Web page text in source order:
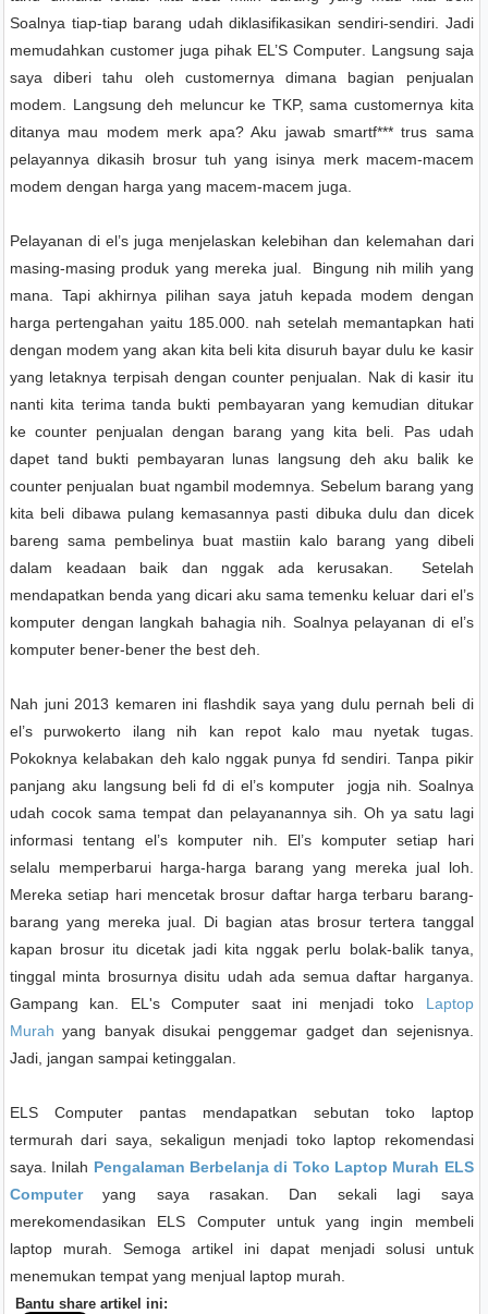
Soalnya tiap-tiap barang udah diklasifikasikan sendiri-sendiri. Jadi
memudahkan customer juga pihak EL’S Computer. Langsung saja
saya diberi tahu oleh customernya dimana bagian penjualan
modem. Langsung deh meluncur ke TKP, samacustomernya kita
ditanya mau modem merk apa? Aku jawab smartf*** trus sama
pelayannya dikasih brosur tuh yang isinya merk macem-macem
modem dengan harga yang macem-macem juga.
Pelayanan di el’s juga menjelaskan kelebihan dan kelemahan dari
masing-masing produk yang mereka jual. Bingung nih milih yang
mana. Tapi akhirnya pilihan saya jatuh kepada modem dengan
harga pertengahan yaitu 185.000. nah setelah memantapkan hati
dengan modem yang akan kita beli kita disuruh bayar dulu ke kasir
yang letaknya terpisah dengan counter penjualan. Nak di kasir itu
nanti kita terima tanda bukti pembayaran yang kemudian ditukar
ke counter penjualan dengan barang yang kita beli. Pas udah
dapet tand bukti pembayaran lunas langsung deh aku balik ke
counter penjualan buat ngambil modemnya. Sebelum barang yang
kita beli dibawa pulang kemasannya pasti dibuka dulu dan dicek
bareng sama pembelinya buat mastiin kalo barang yang dibeli
dalam keadaan baik dan nggak ada kerusakan. Setelah
mendapatkan benda yang dicari aku sama temenku keluar dari el’s
komputer dengan langkah bahagia nih. Soalnya pelayanan di el’s
komputer bener-bener the best deh.
Nah juni 2013 kemaren ini flashdik saya yang dulu pernah beli di
el’s purwokerto ilang nih kan repot kalo mau nyetak tugas.
Pokoknya kelabakan deh kalo nggak punya fd sendiri. Tanpa pikir
panjang aku langsung beli fd di el’s komputer jogja nih. Soalnya
udah cocok sama tempat dan pelayanannya sih. Oh ya satu lagi
informasi tentang el’s komputer nih. El’s komputer setiap hari
selalu memperbarui harga-harga barang yang mereka jual loh.
Mereka setiap hari mencetak brosur daftar harga terbaru barang-
barang yang mereka jual. Di bagian atas brosur tertera tanggal
kapan brosur itu dicetak jadi kita nggak perlu bolak-balik tanya,
tinggal minta brosurnya disitu udah ada semua daftar harganya.
Gampang kan. EL's Computer saat ini menjadi toko Laptop
Murah yang banyak disukai penggemar gadget dan sejenisnya.
Jadi, jangan sampai ketinggalan.
ELS Computer pantas mendapatkan sebutan toko laptop
termurah dari saya, sekaligun menjadi toko laptop rekomendasi
saya. Inilah Pengalaman Berbelanja di Toko Laptop Murah ELS
Computeryang saya rasakan. Dan sekali lagi saya
merekomendasikan ELS Computer untuk yang ingin membeli
laptop murah. Semoga artikel ini dapat menjadi solusi untuk
menemukan tempat yang menjual laptop murah.
Bantu share artikel ini: